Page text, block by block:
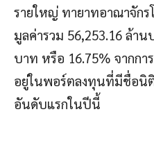
รายใหญ่ ทายาทอาณาจักร
มูลค่ารวม 56,253.16 ล้า
บาท หรือ 16.75% จากก
อยู่ในพอร์ตลงทุนที่มีชื่อนิ
อันดับแรกในปีนี้